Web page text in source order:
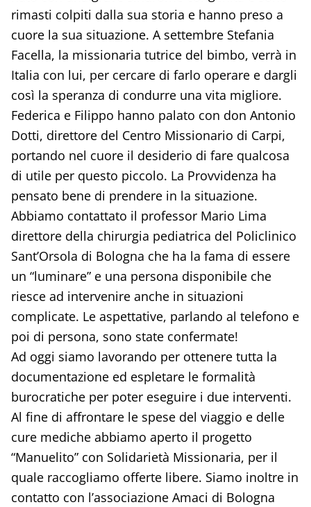
rimasti colpiti dalla sua storia e hanno preso a
cuore la sua situazione. A settembre Stefania
Facella, la missionaria tutrice del bimbo, verrà in
Italia con lui, per cercare di farlo operare e dargli
così la speranza di condurre una vita migliore.
Federica e Filippo hanno palato con don Antonio
Dotti, direttore del Centro Missionario di Carpi,
portando nel cuore il desiderio di fare qualcosa
di utile per questo piccolo. La Provvidenza ha
pensato bene di prendere in la situazione.
Abbiamo contattato il professor Mario Lima
direttore della chirurgia pediatrica del Policlinico
Sant’Orsola di Bologna che ha la fama di essere
un “luminare” e una persona disponibile che
riesce ad intervenire anche in situazioni
complicate. Le aspettative, parlando al telefono e
poi di persona, sono state confermate!
Ad oggi siamo lavorando per ottenere tutta la
documentazione ed espletare le formalità
burocratiche per poter eseguire i due interventi.
Al fine di affrontare le spese del viaggio e delle
cure mediche abbiamo aperto il progetto
“Manuelito” con Solidarietà Missionaria, per il
quale raccogliamo offerte libere. Siamo inoltre in
contatto con l’associazione Amaci di Bologna